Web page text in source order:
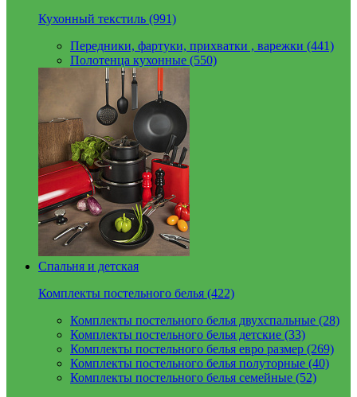
Кухонный текстиль (991)
Передники, фартуки, прихватки , варежки (441)
Полотенца кухонные (550)
Спальня и детская
Комплекты постельного белья (422)
Комплекты постельного белья двухспальные (28)
Комплекты постельного белья детские (33)
Комплекты постельного белья евро размер (269)
Комплекты постельного белья полуторные (40)
Комплекты постельного белья семейные (52)